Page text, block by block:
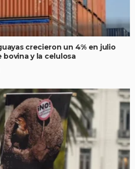
crecieron un 4% en julio
bovina y la celulosa